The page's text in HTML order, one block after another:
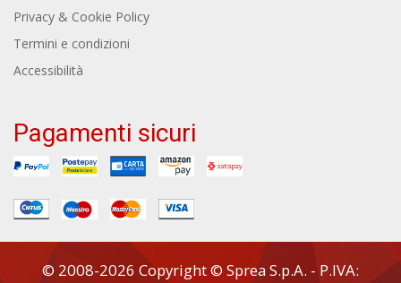
Privacy & Cookie Policy
Termini e condizioni
Accessibilità
Pagamenti sicuri
© 2008-2026 Copyright © Sprea S.p.A. - P.IVA: